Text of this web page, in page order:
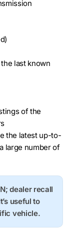
last known
of the
the latest up-to-
large number of
dealer recall
useful to
vehicle.